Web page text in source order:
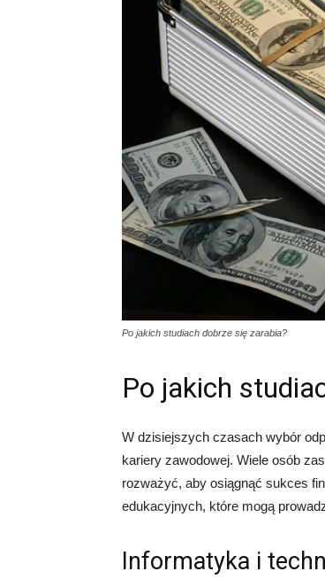
Po jakich studiach dobrze się zarabia?
Po jakich
W dzisiejszych czasach wybór
kariery zawodowej. Wiele osób
rozważyć, aby osiągnąć sukces
edukacyjnych, które mogą
Informatyka i